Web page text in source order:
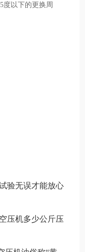
度以下的更换周
验无误才能放心
压机多少公斤压